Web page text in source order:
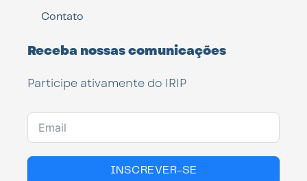
Contato
Receba nossas comunicações
Participe ativamente do IRIP
INSCREVER-SE